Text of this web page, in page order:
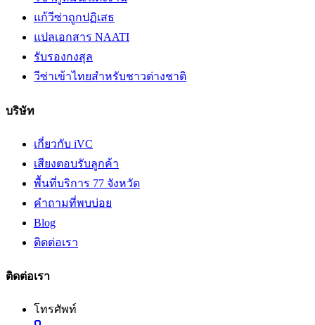
แก้วีซ่าถูกปฏิเสธ
แปลเอกสาร NAATI
รับรองกงสุล
วีซ่าเข้าไทยสำหรับชาวต่างชาติ
บริษัท
เกี่ยวกับ iVC
เสียงตอบรับลูกค้า
พื้นที่บริการ 77 จังหวัด
คำถามที่พบบ่อย
Blog
ติดต่อเรา
ติดต่อเรา
โทรศัพท์